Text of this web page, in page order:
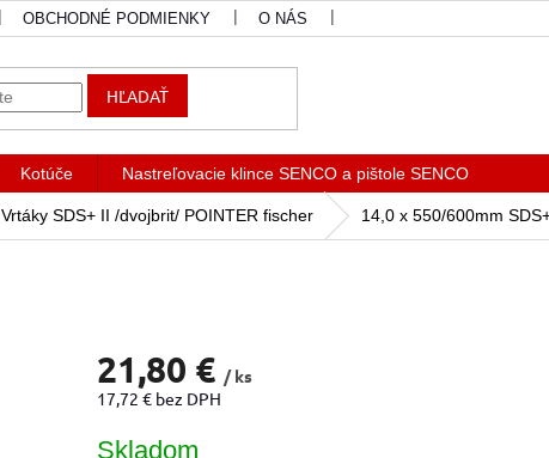
OBCHODNÉ PODMIENKY O NÁS
HĽADAŤ
Kotúče Nastreľovacie klince SENCO a pištole SENCO
Vrtáky SDS+ II /dvojbrit/ POINTER fischer 14,0 x 550/600mm
21,80 € / ks
17,72 € bez DPH
Skladom